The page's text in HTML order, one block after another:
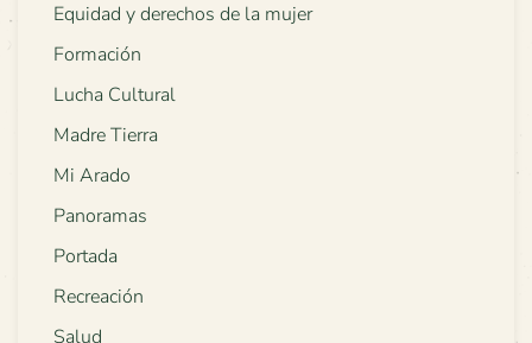
Equidad y derechos de la mujer
Formación
Lucha Cultural
Madre Tierra
Mi Arado
Panoramas
Portada
Recreación
Salud